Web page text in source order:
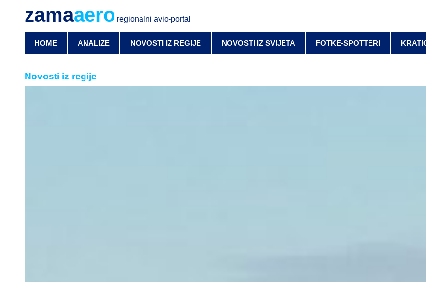
zamaaero regionalni avio-portal
HOME ANALIZE NOVOSTI IZ REGIJE NOVOSTI IZ SVIJETA FOTKE-SPOTTERI
Novosti iz regije